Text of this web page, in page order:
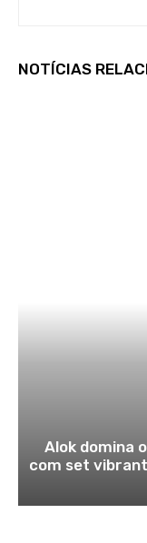
NOTÍCIAS
Alok domina
com set